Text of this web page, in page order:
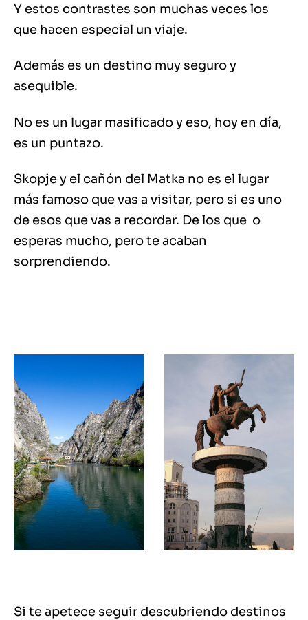
Y estos contrastes son muchas veces los
que hacen especial un viaje.
Además es un destino muy seguro y
asequible.
No es un lugar masificado y eso, hoy en día,
es un puntazo.
Skopje y el cañón del Matka no es el lugar
más famoso que vas a visitar, pero si es uno
de esos que vas a recordar. De los que o
esperas mucho, pero te acaban
sorprendiendo.
Si te apetece seguir descubriendo destinos